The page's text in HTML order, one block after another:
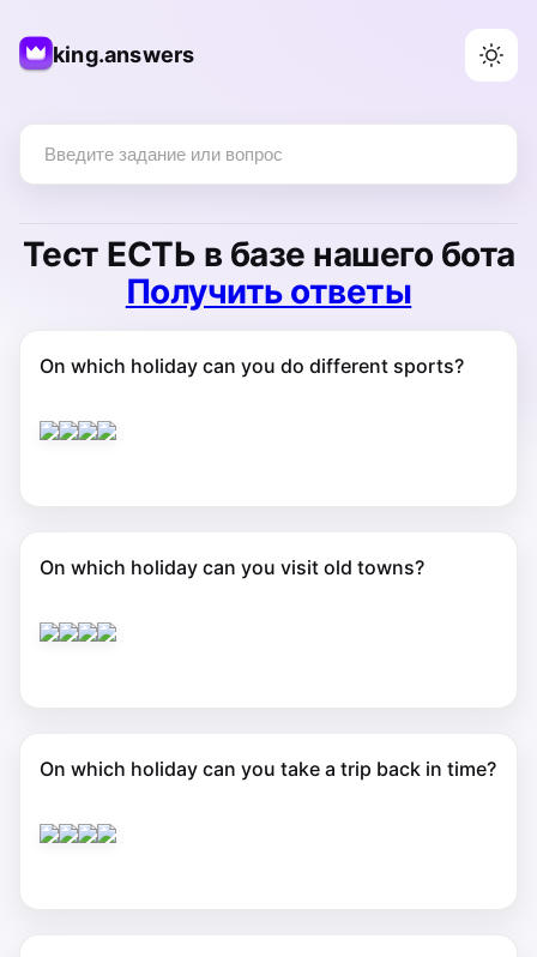
king.answers
Тест ЕСТЬ в базе нашего бота
Получить ответы
On which holiday can you do different sports?
On which holiday can you visit old towns?
On which holiday can you take a trip back in time?